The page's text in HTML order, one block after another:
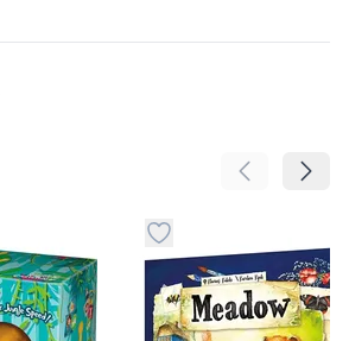
Pomeranje
stvari u kategoriju omiljeno
Dugme za dodavanje